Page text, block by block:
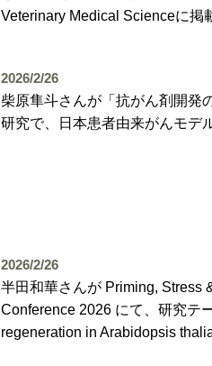
Veterinary Medical Scienceに掲
2026/2/26
柴原隼斗さんが「抗がん剤開発
研究で、日本患者由来がんモデ
2026/2/26
半田和華さんが Priming, Stress
Conference 2026 にて、研究テ
regeneration in Arabidopsis